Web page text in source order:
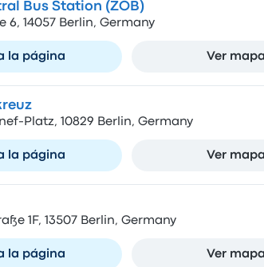
Bus Station (ZOB)
6, 14057 Berlin, Germany
la página Ver mapa
Platz, 10829 Berlin, Germany
la página Ver mapa
1F, 13507 Berlin, Germany
la página Ver mapa